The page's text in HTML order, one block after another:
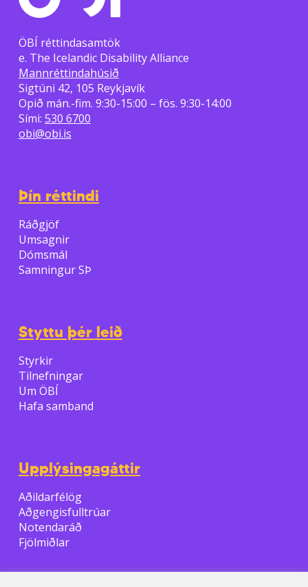
ÖBÍ réttindasamtök
e. The Icelandic Disability Alliance
Mannréttindahúsið
Sigtúni 42, 105 Reykjavík
Opið mán.-fim. 9:30-15:00 – fös. 9:30-14:00
Sími: 530 6700
obi@obi.is
Þín réttindi
Ráðgjöf
Umsagnir
Dómsmál
Samningur SÞ
Styttu þér leið
Styrkir
Tilnefningar
Um ÖBÍ
Hafa samband
Upplýsingagáttir
Aðildarfélög
Aðgengisfulltrúar
Notendaráð
Fjölmiðlar